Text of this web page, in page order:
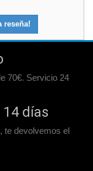
reseña!
70€. Servicio 24
días
te devolvemos el